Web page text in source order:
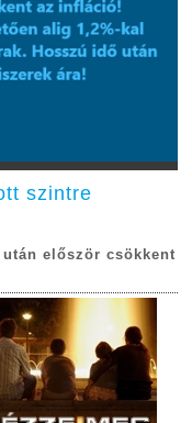
szintre
először csökkent